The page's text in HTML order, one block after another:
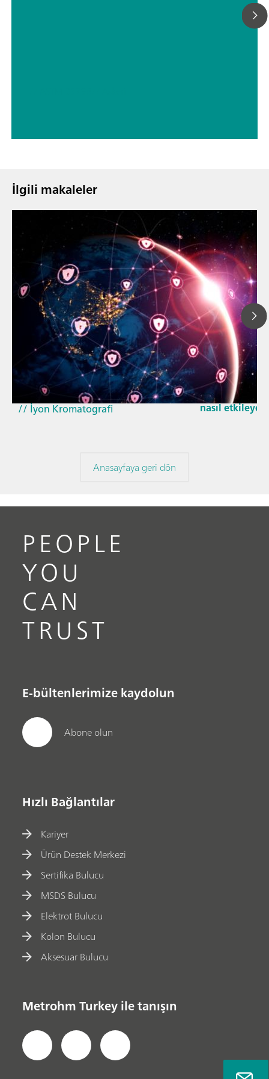
İlgili makaleler
29 Nis 2026
Güncellenen
Cyber
nasıl
// Makale
// Yakın kızıl ötesi spektroskopisi
(NIRS)
// İyon Kromatografi
Anasayfaya geri dön
PEOPLE
YOU
CAN
TRUST
E-bültenlerimize kaydolun
Abone olun
Hızlı Bağlantılar
Kariyer
Ürün Destek Merkezi
Sertifika Bulucu
MSDS Bulucu
Elektrot Bulucu
Kolon Bulucu
Aksesuar Bulucu
Metrohm Turkey ile tanışın